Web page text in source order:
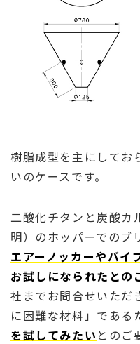
樹脂成型を主にしてお
いのケースです。
二酸化チタンと炭酸カ
明）のホッパーでのブ
エアーノッカーやバイ
お試しになられたとの
社までお問合せいただ
に困難な材料」である
を試してみたい とのご